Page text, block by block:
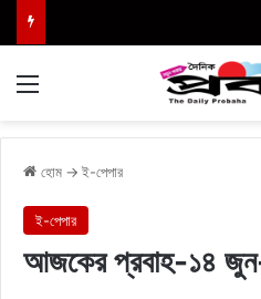
হোম → ই-পেপার
ই-পেপার
আজকের প্রবাহ-১৪